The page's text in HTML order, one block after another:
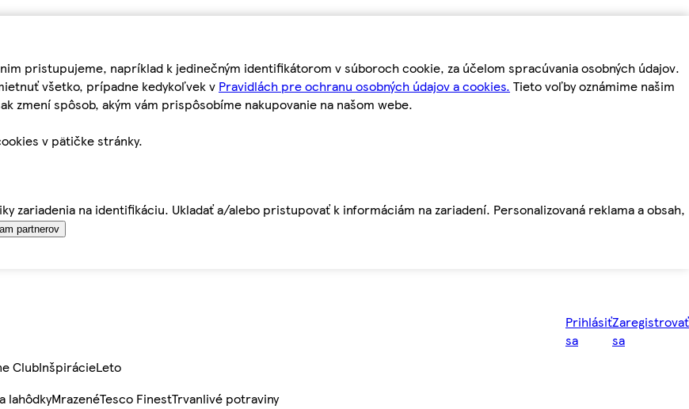
pristupujeme, napríklad k jedinečným identifikátorom v súboroch cookie, za účelom spracúvania osobných údajov.
všetko, prípadne kedykoľvek v Pravidlách pre ochranu osobných údajov a cookies. Tieto voľby oznámime našim
zmení spôsob, akým vám prispôsobíme nakupovanie na našom webe.
v pätičke stránky.
zariadenia na identifikáciu. Ukladať a/alebo pristupovať k informáciám na zariadení. Personalizovaná reklama a obsah,
partnerov
Prihlásiť
sa
Zaregistrovať
sa
ClubInšpirácieLeto
lahôdkyMrazenéTesco FinestTrvanlivé potraviny